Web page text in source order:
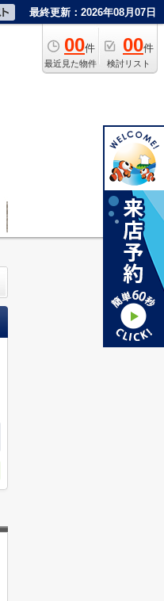
最終更新：2026年08月07日
00件
最近見た物件
00件
検討リスト